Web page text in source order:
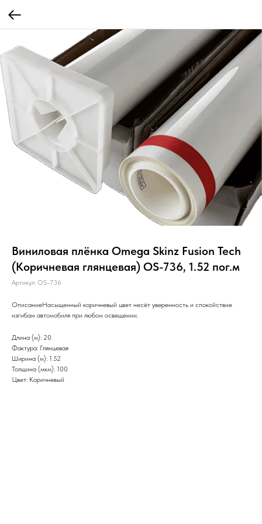
Виниловая плёнка Omega Skinz Fusion Tech
(Коричневая глянцевая) OS-736, 1.52 пог.м
Артикул: OS-736
ОписаниеНасыщенный коричневый цвет несёт уверенность и спокойствие
изгибам автомобиля при любом освещении.
Длина (м): 20
Фактура: Глянцевая
Ширина (м): 1.52
Толщина (мкм): 100
Цвет: Коричневый